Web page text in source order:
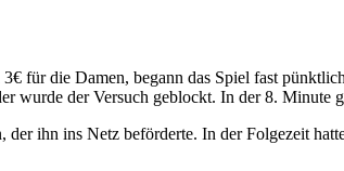
für die Damen, begann das Spiel fast
wurde der Versuch geblockt. In der 8.
ihn ins Netz beförderte. In der Folgezeit